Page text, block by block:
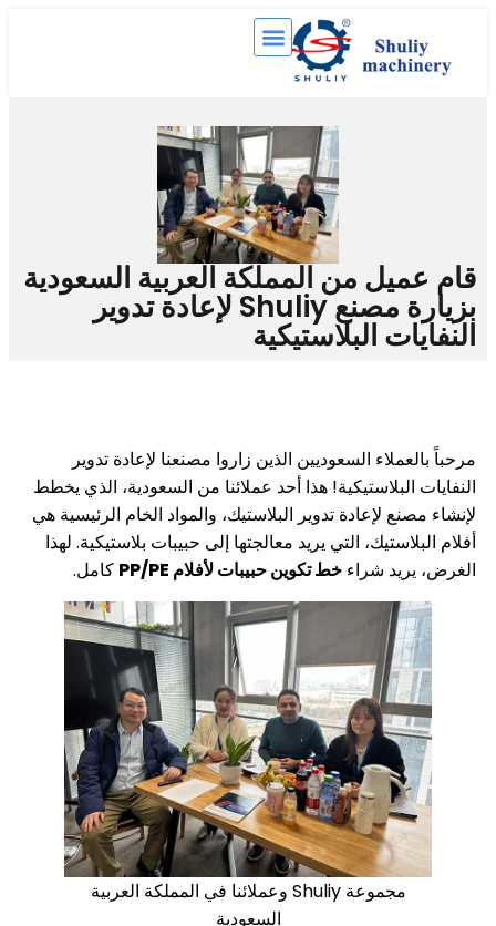
من المملكة العربية السعودية
بزيارة مصنع Shuliy لإعادة تدوير
البلاستيكية
السعوديين الذين زاروا مصنعنا لإعادة تدوير
هذا أحد عملائنا من السعودية، الذي يخطط
لإعادة تدوير البلاستيك، والمواد الخام الرئيسية هي
التي يريد معالجتها إلى حبيبات بلاستيكية. لهذا
شراءخط تكوين حبيبات لأفلام PP/PE كامل.
مجموعة Shuliy وعملائنا في المملكة العربية